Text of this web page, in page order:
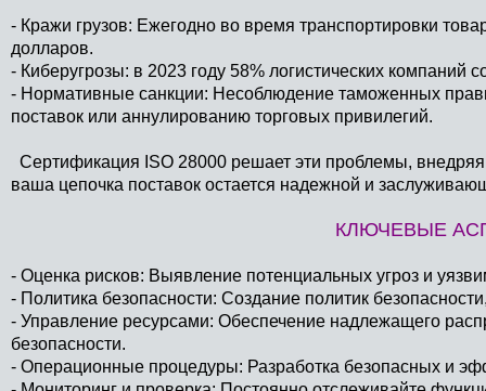
- Кражи грузов: Ежегодно во время транспортировки
долларов.
- Киберугрозы: в 2023 году 58% логистических компаний
- Нормативные санкции: Несоблюдение таможенных
поставок или аннулированию торговых привилегий.
Сертификация ISO 28000 решает эти проблемы,
ваша цепочка поставок остается надежной и
КЛЮЧЕВЫЕ
- Оценка рисков: Выявление потенциальных угроз и
- Политика безопасности: Создание политик
- Управление ресурсами: Обеспечение надлежащего
безопасности.
- Операционные процедуры: Разработка безопасных и